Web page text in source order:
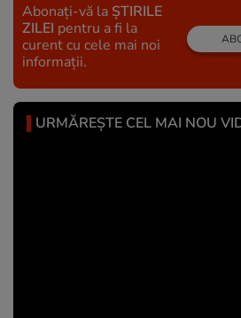
Abonați-vă la ȘTIRILE
ZILEI pentru a fi la
curent cu cele mai noi
informații.
URMĂREȘTE CEL MAI NOU